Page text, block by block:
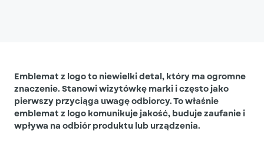
Emblemat z logo to niewielki detal, który ma ogromne
znaczenie. Stanowi wizytówkę marki i często jako
pierwszy przyciąga uwagę odbiorcy. To właśnie
emblemat z logo komunikuje jakość, buduje zaufanie i
wpływa na odbiór produktu lub urządzenia.